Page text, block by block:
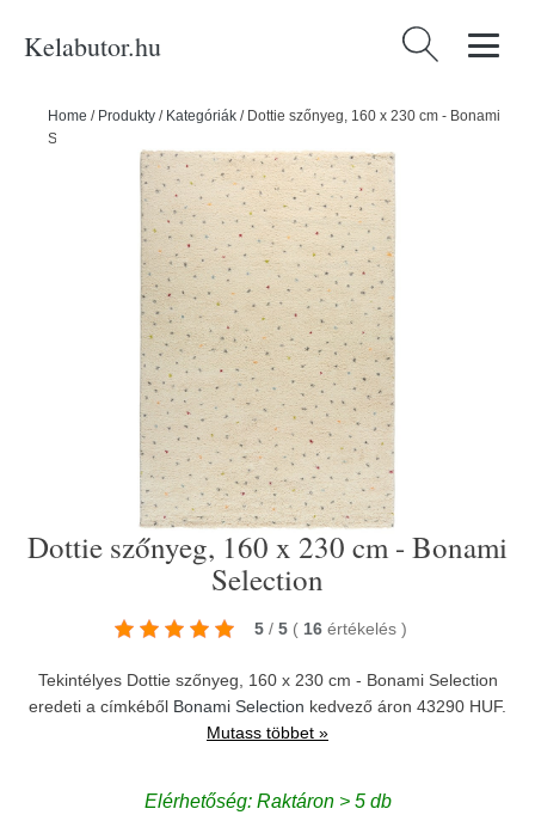
Kelabutor.hu Keresés:
Home / Produkty / Kategóriák / Dottie szőnyeg, 160 x 230 cm - Bonami
Selection
Dottie szőnyeg, 160 x 230 cm - Bonami
Selection
5 / 5 ( 16 értékelés )
Tekintélyes Dottie szőnyeg, 160 x 230 cm - Bonami Selection
eredeti a címkéből Bonami Selection kedvező áron 43290 HUF.
Mutass többet »
Elérhetőség: Raktáron > 5 db